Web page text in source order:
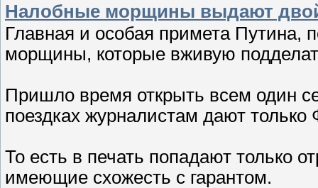
Налобные морщины выдают
Главная и особая примета Путина,
морщины, которые вживую
Пришло время открыть всем один
поездках журналистам дают
То есть в печать попадают только
имеющие схожесть с гарантом.